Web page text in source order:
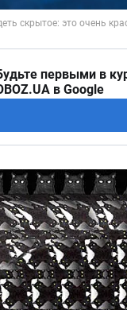
первыми в
в Google